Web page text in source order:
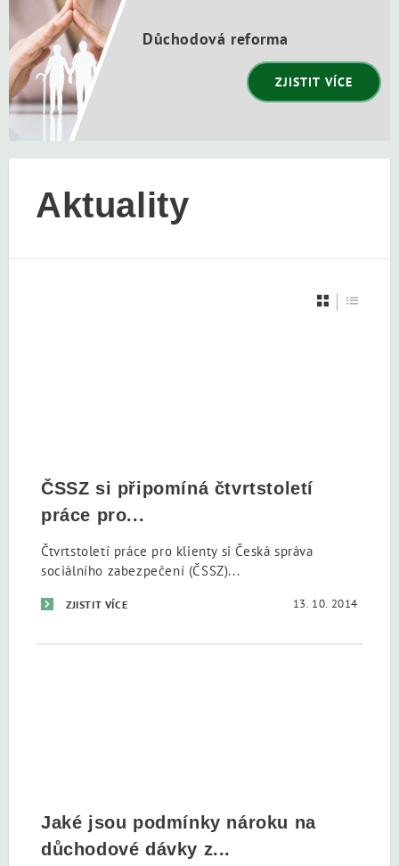
Důchodová reforma
ZJISTIT VÍCE
Aktuality
ČSSZ si připomíná čtvrtstoletí
práce pro...
Čtvrtstoletí práce pro klienty si Česká správa
sociálního zabezpečení (ČSSZ)...
ZJISTIT VÍCE 13. 10. 2014
Jaké jsou podmínky nároku na
důchodové dávky z...